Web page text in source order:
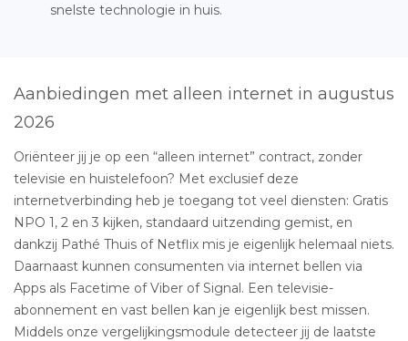
snelste technologie in huis.
Aanbiedingen met alleen internet in augustus
2026
Oriënteer jij je op een “alleen internet” contract, zonder
televisie en huistelefoon? Met exclusief deze
internetverbinding heb je toegang tot veel diensten: Gratis
NPO 1, 2 en 3 kijken, standaard uitzending gemist, en
dankzij Pathé Thuis of Netflix mis je eigenlijk helemaal niets.
Daarnaast kunnen consumenten via internet bellen via
Apps als Facetime of Viber of Signal. Een televisie-
abonnement en vast bellen kan je eigenlijk best missen.
Middels onze vergelijkingsmodule detecteer jij de laatste